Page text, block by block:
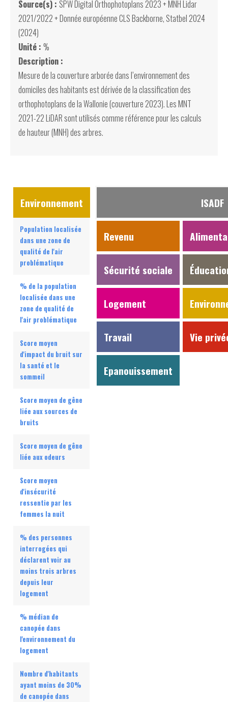
Source(s) : SPW Digital Orthophotoplans 2023 + MNH Lidar
2021/2022 + Donnée européenne CLS Backborne, Statbel 2024
(2024)
Unité : %
Description :
Mesure de la couverture arborée dans l’environnement des
domiciles des habitants est dérivée de la classification des
orthophotoplans de la Wallonie (couverture 2023). Les MNT
2021-22 LiDAR sont utilisés comme référence pour les calculs
de hauteur (MNH) des arbres.
Environnement
Population localisée
dans une zone de
qualité de l'air
problématique
% de la population
localisée dans une
zone de qualité de
l'air problématique
Score moyen
d'impact du bruit sur
la santé et le
sommeil
Score moyen de gêne
liée aux sources de
bruits
Score moyen de gêne
liée aux odeurs
Score moyen
d'insécurité
ressentie par les
femmes la nuit
% des personnes
interrogées qui
déclarent voir au
moins trois arbres
depuis leur
logement
% médian de
canopée dans
l'environnement du
logement
Nombre d'habitants
ayant moins de 30%
de canopée dans
ISADF
Revenu
Sécurité sociale
Logement
Travail Vie
Epanouissement